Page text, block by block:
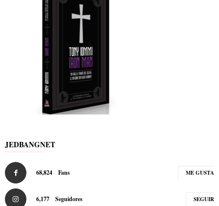
JEDBANGNET
68,824 Fans ME GUSTA
6,177 Seguidores SEGUIR